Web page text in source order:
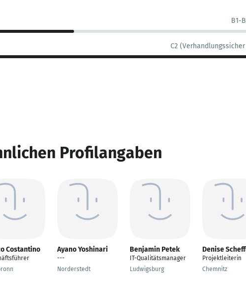
B1-
C2
Profilangaben
Costantino Ayano Yoshinari
---
Norderstedt
Benjamin Petek
IT-Qualitätsmanager
Ludwigsburg
Denise
Projektleiterin
Chemnitz